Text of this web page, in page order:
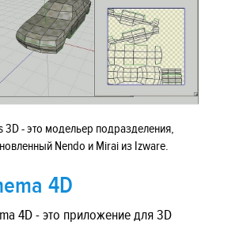
3D - это модельер подразделения,
Nendo и Mirai из Izware.
4D
4D - это приложение для 3D